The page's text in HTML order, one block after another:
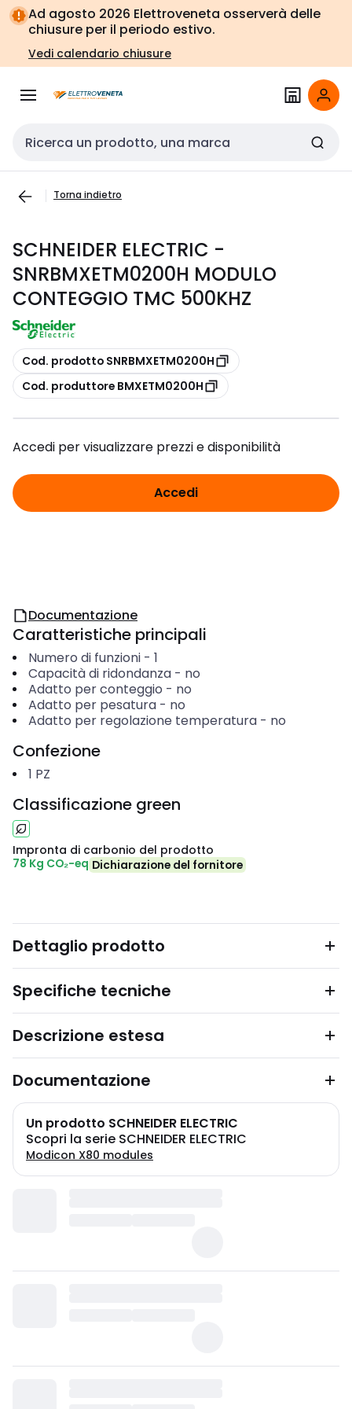
Vai alla
navigazione
Vai
alla
pagina
Ad agosto 2026 Elettroveneta osserverà delle
chiusure per il periodo estivo.
Vedi calendario chiusure
Cerca input
Torna indietro
SCHNEIDER ELECTRIC -
SNRBMXETM0200H MODULO
CONTEGGIO TMC 500KHZ
copia
Cod. prodotto SNRBMXETM0200H
copia
Cod. produttore BMXETM0200H
Accedi per visualizzare prezzi e disponibilità
Accedi
Documentazione
Caratteristiche principali
Numero di funzioni- 1
Capacità di ridondanza- no
Adatto per conteggio - no
Adatto per pesatura- no
Adatto per regolazione temperatura- no
Confezione
1 PZ
Classificazione green
Impronta di carbonio del prodotto
78 Kg CO₂-eq Dichiarazione del fornitore
Dettaglio prodotto
Specifiche tecniche
Descrizione estesa
Documentazione
Un prodotto SCHNEIDER ELECTRIC
Scopri la serie SCHNEIDER ELECTRIC
Modicon X80 modules